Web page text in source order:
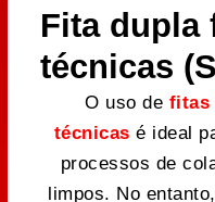
Fita dupla
técnicas
O uso de fitas
técnicas é ideal
processos de
limpos. No